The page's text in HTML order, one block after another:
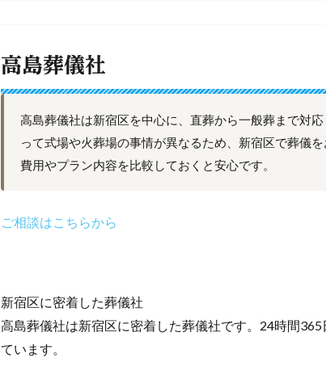
高島葬儀社
高島葬儀社は新宿区を中心に、直葬から一般葬まで対
って式場や火葬場の事情が異なるため、新宿区で葬儀
費用やプラン内容を比較しておくと安心です。
ご相談はこちらから
新宿区に密着した葬儀社
高島葬儀社は新宿区に密着した葬儀社です。24時間
ています。